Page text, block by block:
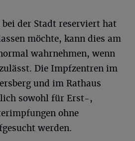
der Stadt reserviert hat
möchte, kann dies am
wahrnehmen, wenn
Die Impfzentren im
und im Rathaus
sowohl für Erst-,
ohne
werden.